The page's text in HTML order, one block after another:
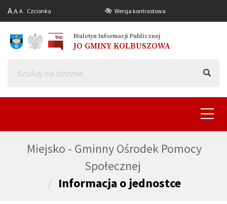
AA A Czcionka Wersja kontrastowa
Biuletyn Informacji Publicznej
JO GMINY KOLBUSZOWA
Toggle
Miejsko - Gminny Ośrodek Pomocy
Społecznej
Informacja o jednostce